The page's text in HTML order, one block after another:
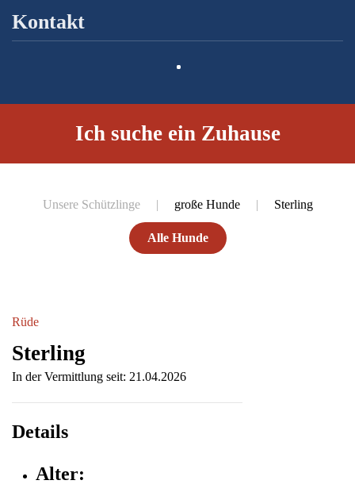
Kontakt
Ich suche ein Zuhause
Unsere Schützlinge große Hunde Sterling
Alle Hunde
Rüde
Sterling
In der Vermittlung seit: 21.04.2026
Details
Alter: